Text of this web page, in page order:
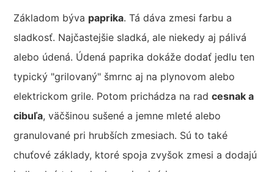
Základom býva paprika. Tá dáva zmesi farbu a
sladkosť. Najčastejšie sladká, ale niekedy aj pálivá
alebo údená. Údená paprika dokáže dodať jedlu ten
typický "grilovaný" šmrnc aj na plynovom alebo
elektrickom grile. Potom prichádza na radcesnak a
cibuľa, väčšinou sušené a jemne mleté alebo
granulované pri hrubších zmesiach. Sú to také
chuťové základy, ktoré spoja zvyšok zmesi a dodajú